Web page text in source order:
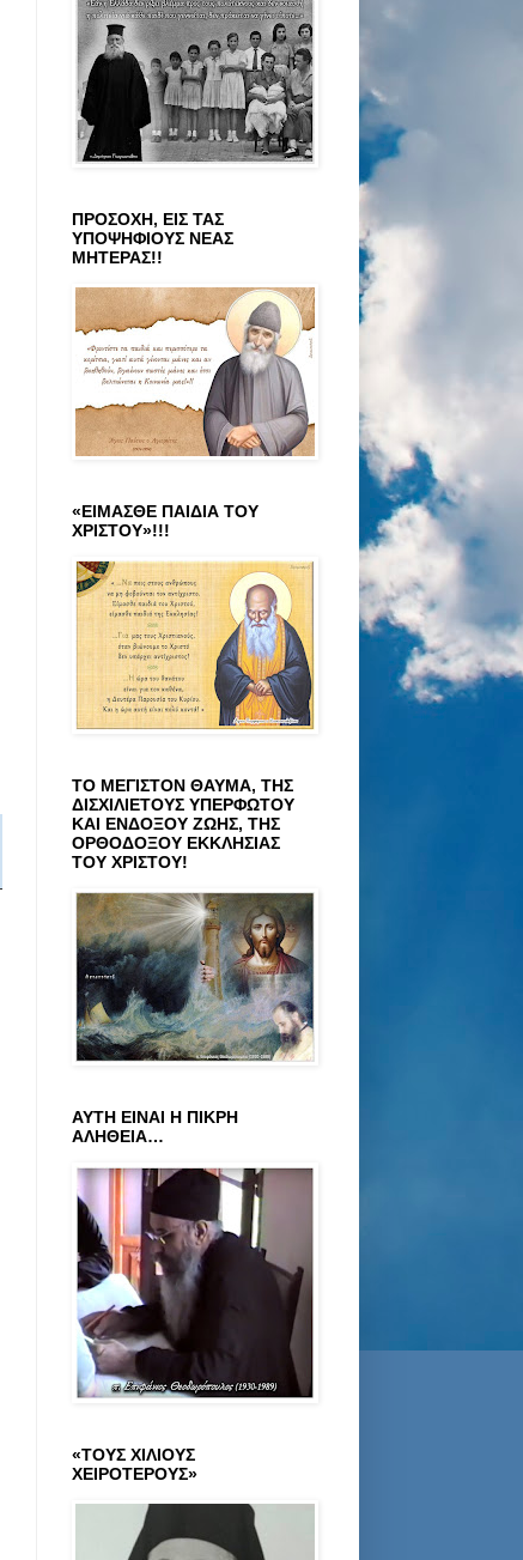
ΠΡΟΣΟΧΗ, ΕΙΣ ΤΑΣ
ΥΠΟΨΗΦΙΟΥΣ ΝΕΑΣ
ΜΗΤΕΡΑΣ!!
«ΕΙΜΑΣΘΕ ΠΑΙΔΙΑ ΤΟΥ
ΧΡΙΣΤΟΥ»!!!
ΤΟ ΜΕΓΙΣΤΟΝ ΘΑΥΜΑ, ΤΗΣ
ΔΙΣΧΙΛΙΕΤΟΥΣ ΥΠΕΡΦΩΤΟΥ
ΚΑΙ ΕΝΔΟΞΟΥ ΖΩΗΣ, ΤΗΣ
ΟΡΘΟΔΟΞΟΥ ΕΚΚΛΗΣΙΑΣ
ΤΟΥ ΧΡΙΣΤΟΥ!
ΑΥΤΗ ΕΙΝΑΙ Η ΠΙΚΡΗ
ΑΛΗΘΕΙΑ…
«ΤΟΥΣ ΧΙΛΙΟΥΣ
ΧΕΙΡΟΤΕΡΟΥΣ»